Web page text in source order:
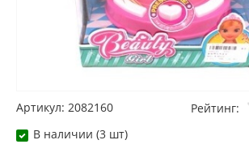
Артикул: 2082160
Рейтинг:
В наличии (3 шт)